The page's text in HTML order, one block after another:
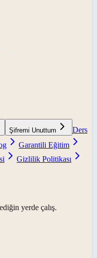
Şifremi Unuttum
Ders
Garantili Eğitim
Gizlilik Politikası
yerde çalış.